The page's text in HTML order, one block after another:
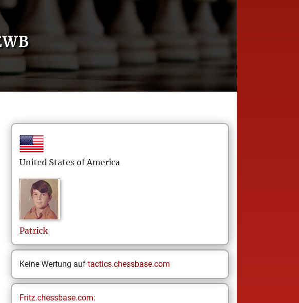
United States of America
Patrick
Keine Wertung auf tactics.chessbase.com
Fritz.chessbase.com: